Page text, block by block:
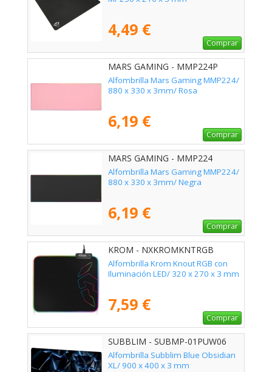
4,49 €
Comprar
MARS GAMING - MMP224P
Alfombrilla Mars Gaming MMP224/
880 x 330 x 3mm/ Rosa
6,19 €
Comprar
MARS GAMING - MMP224
Alfombrilla Mars Gaming MMP224/
880 x 330 x 3mm/ Negra
6,19 €
Comprar
KROM - NXKROMKNTRGB
Alfombrilla Krom Knout RGB con
Iluminación LED/ 320 x 270 x 3 mm
7,59 €
Comprar
SUBBLIM - SUBMP-01PUW06
Alfombrilla Subblim Blue Obsidian
XL/ 900 x 400 x 3 mm